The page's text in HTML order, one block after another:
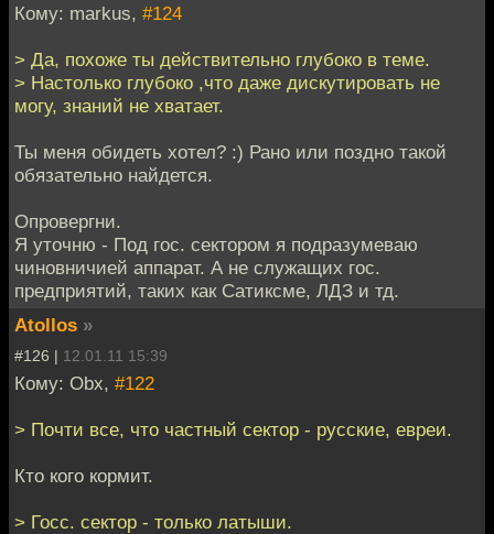
Кому: markus, #124
> Да, похоже ты действительно глубоко в теме.
> Настолько глубоко ,что даже дискутировать не
могу, знаний не хватает.
Ты меня обидеть хотел? :) Рано или поздно такой
обязательно найдется.
Опровергни.
Я уточню - Под гос. сектором я подразумеваю
чиновничией аппарат. А не служащих гос.
предприятий, таких как Сатиксме, ЛДЗ и тд.
Atollos »
#126 | 12.01.11 15:39
Кому: Obx, #122
> Почти все, что частный сектор - русские, евреи.
Кто кого кормит.
> Госс. сектор - только латыши.